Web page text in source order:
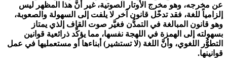
عن مخرجه، وهو مخرج الأوتار الصوتية، غير أنَّ هذا المظهر ليس
إلزامياً للغة، فقد تدخّل قانون آخر لا يلفت إلى السهولة والصعوبة،
وهو قانون المبالغة في التمدُّن فغيَّر صوت القاف إلذي يمتاز
بسهولته إلى الهمزة في اللهجة نفسها، مما يؤكِّد ذرائعية قوانين
التطوُّر اللغوي، وأنَّ اللغة (لا تستشير) أبناءها أو مستعمليها في عمل
قوانينها.